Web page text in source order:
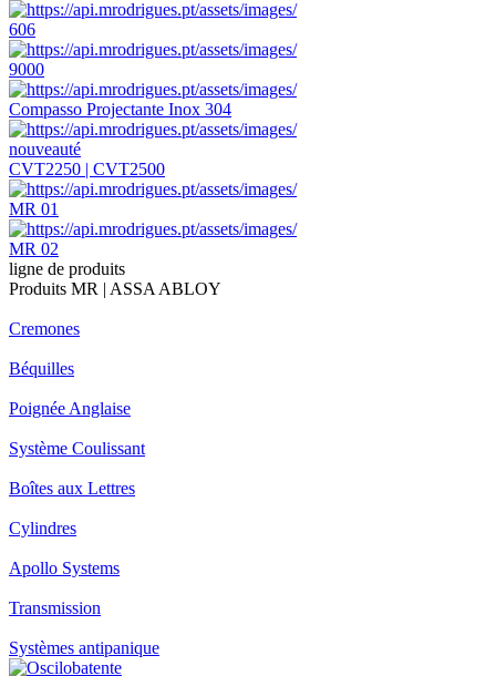
606
9000
Compasso Projectante Inox 304
nouveauté
CVT2250 | CVT2500
MR 01
MR 02
ligne de produits
Produits MR | ASSA ABLOY
Cremones
Béquilles
Poignée Anglaise
Système Coulissant
Boîtes aux Lettres
Cylindres
Apollo Systems
Transmission
Systèmes antipanique